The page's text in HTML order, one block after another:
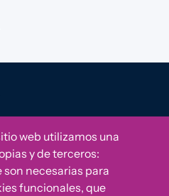
web utilizamos una
y de terceros:
son necesarias para
funcionales, que